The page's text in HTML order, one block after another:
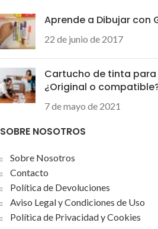
Aprende a Dibujar con
22 de junio de 2017
Cartucho de tinta
¿Original o
7 de mayo de 2021
SOBRE NOSOTROS
Sobre Nosotros
Contacto
Política de Devoluciones
Aviso Legal y Condiciones de Uso
Política de Privacidad y Cookies